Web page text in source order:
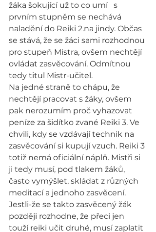
žáka šokující už to co umí   s
prvním stupněm se nechává
naladění do Reiki 2.na jindy. Občas
se stává, že se žáci sami rozhodnou
pro stupeň Mistra, ovšem nechtějí
ovládat zasvěcování. Odmítnou
tedy titul Mistr-učitel.
Na jedné straně to chápu, že
nechtějí pracovat s žáky, ovšem
pak nerozumím proč vyhazovat
peníze za šidítko zvané Reiki 3. Ve
chvili, kdy se vzdávají technik na
zasvěcování si kupují vzuch. Reiki 3
totiž nemá oficiální náplň. Mistři si
ji tedy musí, pod tlakem žáků,
často vymýšlet, skládat z různých
meditací a jednoho zasvěcení.
Jestli-že se takto zasvěcený žák
později rozhodne, že přeci jen
touží reiki učit druhé, musí zaplatit